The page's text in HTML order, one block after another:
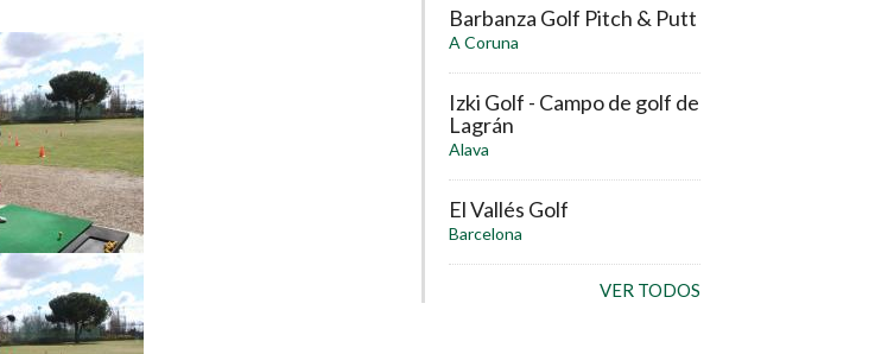
Barbanza Golf Pitch & Putt
A Coruna
Izki Golf - Campo de golf de
Lagrán
Alava
El Vallés Golf
Barcelona
VER TODOS